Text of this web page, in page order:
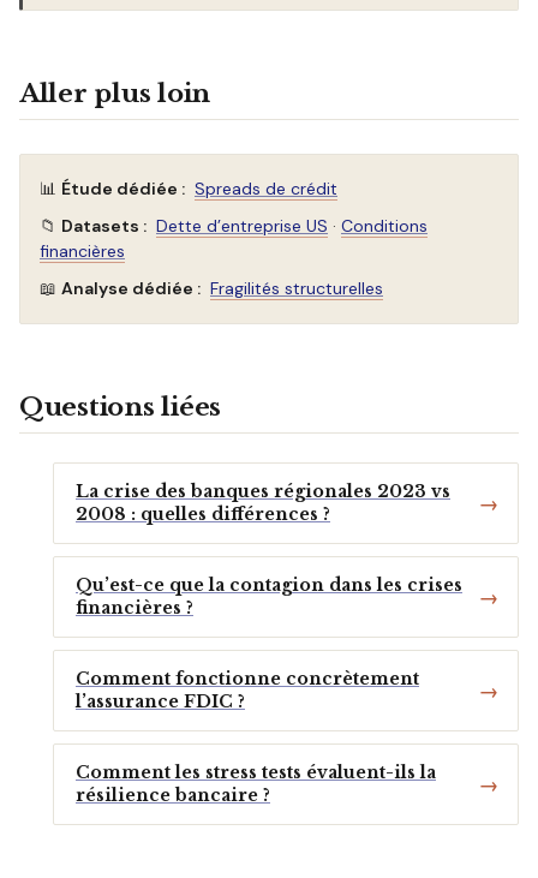
Aller plus loin
📊 Étude dédiée : Spreads de crédit
📁 Datasets : Dette d’entreprise US · Conditions
financières
📖 Analyse dédiée : Fragilités structurelles
Questions liées
La crise des banques régionales 2023 vs
2008 : quelles différences ?
Qu’est-ce que la contagion dans les crises
financières ?
Comment fonctionne concrètement
l’assurance FDIC ?
Comment les stress tests évaluent-ils la
résilience bancaire ?